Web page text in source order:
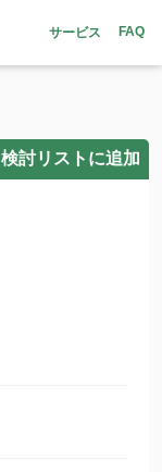
サービス FAQ
検討リストに追加